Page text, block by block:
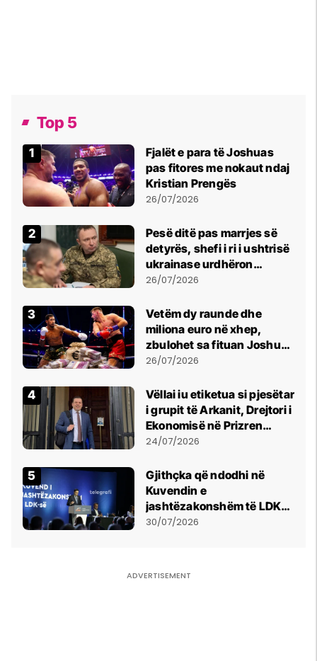
Top 5
Fjalët e para të Joshuas
pas fitores me nokaut ndaj
Kristian Prengës
26/07/2026
Pesë ditë pas marrjes së
detyrës, shefi i ri i ushtrisë
ukrainase urdhëron
kontroll të madh
26/07/2026
Vetëm dy raunde dhe
miliona euro në xhep,
zbulohet sa fituan Joshua
e Prenga
26/07/2026
Vëllai iu etiketua si pjesëtar
i grupit të Arkanit, Drejtori i
Ekonomisë në Prizren
mohon pretendimet
24/07/2026
Gjithçka që ndodhi në
Kuvendin e
jashtëzakonshëm të LDK-
së
30/07/2026